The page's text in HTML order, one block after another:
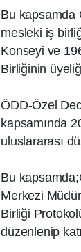
Bu kapsamda
mesleki iş
Konseyi ve
Birliğinin
ÖDD-Özel
kapsamında
uluslararası
Bu
Merkezi
Birliği
düzenlenip